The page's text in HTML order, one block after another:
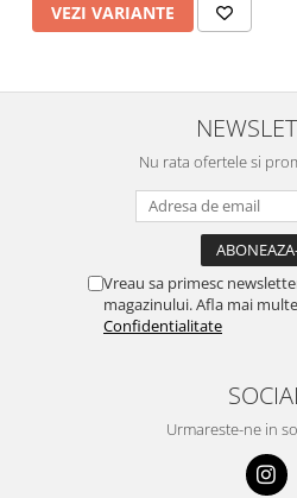
VEZI VARIANTE
Nu rata ofertele si
Vreau sa primesc
magazinului. Afla mai
Confidentialitate
Urmareste-ne in